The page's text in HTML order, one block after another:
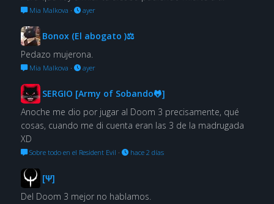
Mia Malkova · ayer
Bonox (El abogato )⚖
Pedazo mujerona.
Mia Malkova · ayer
SERGIO [Army of Sobando🐸]
Anoche me dio por jugar al Doom 3 precisamente, qué
cosas, cuando me di cuenta eran las 3 de la madrugada
XD
Sobre todo en el Resident Evil · hace 2 días
[Ψ]
Del Doom 3 mejor no hablamos.